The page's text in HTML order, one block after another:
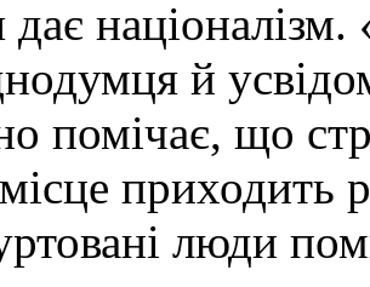
дає
й
помічає, що
приходить
люди